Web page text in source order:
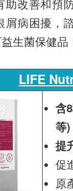
助改善和預
病困擾，
生菌保健品
LIFE
含
等
提
促
原